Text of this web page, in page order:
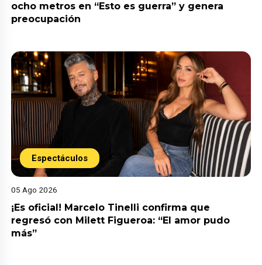
ocho metros en “Esto es guerra” y genera
preocupación
Espectáculos
05 Ago 2026
¡Es oficial! Marcelo Tinelli confirma que
regresó con Milett Figueroa: “El amor pudo
más”